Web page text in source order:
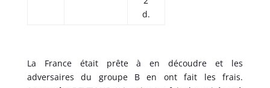
d.
La France était prête à en découdre et les
adversaires du groupe B en ont fait les frais.